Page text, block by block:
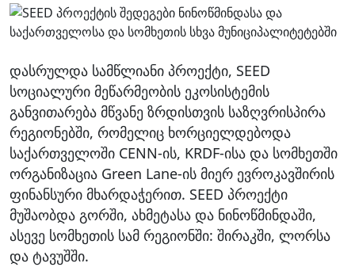
დასრულდა სამწლიანი პროექტი, SEED
სოციალური მეწარმეობის ეკოსისტემის
განვითარება მწვანე ზრდისთვის საზღვრისპირა
რეგიონებში, რომელიც ხორციელდებოდა
საქართველოში CENN-ის, KRDF-ისა და სომხეთში
ორგანიზაცია Green Lane-ის მიერ ევროკავშირის
ფინანსური მხარდაჭერით. SEED პროექტი
მუშაობდა გორში, ახმეტასა და ნინოწმინდაში,
ასევე სომხეთის სამ რეგიონში: შირაკში, ლორსა
და ტავუშში.